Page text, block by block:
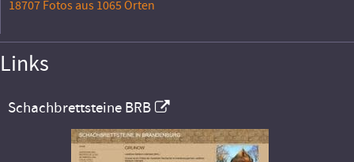
18707 Fotos aus 1065 Orten
Links
Schachbrettsteine BRB